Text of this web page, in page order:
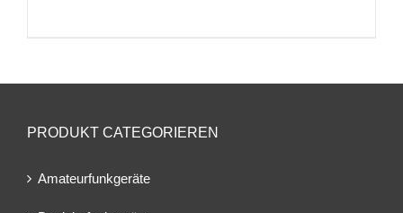
PRODUKT CATEGORIEREN
Amateurfunkgeräte